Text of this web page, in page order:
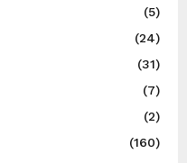
(5)
(24)
(31)
(7)
(2)
(160)